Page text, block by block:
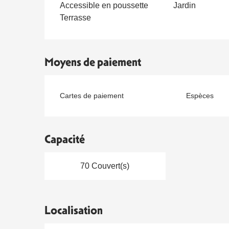
Accessible en poussette
Jardin
Terrasse
Moyens de paiement
Cartes de paiement Espèces
Capacité
70 Couvert(s)
Localisation